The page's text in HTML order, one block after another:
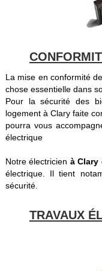
La mise en conformité
chose essentielle dans
Pour la sécurité des
logement à Clary faite
pourra vous
électrique
Notre électricien à Clary
électrique. Il tient
sécurité.
TRAVAUX